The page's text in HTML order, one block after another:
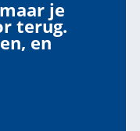
je
terug.
en